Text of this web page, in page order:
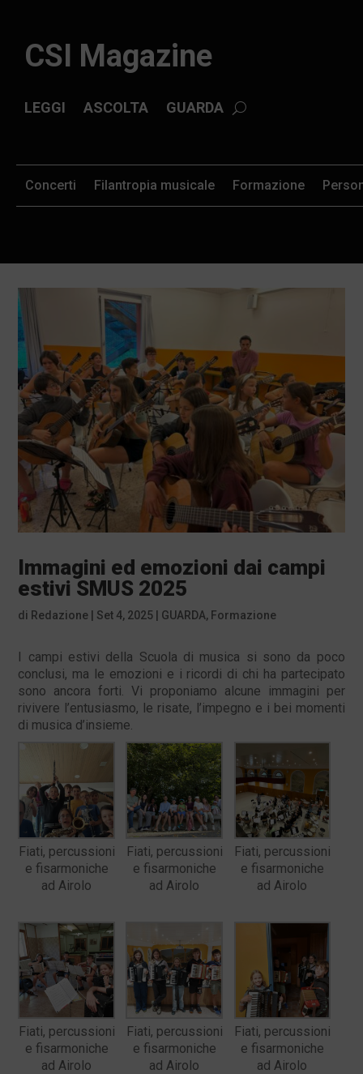
CSI Magazine
ASCOLTA GUARDA
LEGGI
Formazione
Concerti Filantropia musicale
Immagini ed emozioni dai campi
estivi SMUS 2025
di Redazione Set 4, 2025 GUARDA, Formazione
I campi estivi della Scuola di musica si sono da poco
conclusi, ma le emozioni e i ricordi di chi ha partecipato
sono ancora forti. Vi proponiamo alcune immagini per
rivivere l’entusiasmo, le risate, l’impegno e i bei momenti
di musica d’insieme.
Fiati, percussioni
e fisarmoniche
ad Airolo
Fiati, percussioni
e fisarmoniche
ad Airolo
Fiati, percussioni
e fisarmoniche
ad Airolo
Fiati, percussioni
e fisarmoniche
ad Airolo
Fiati, percussioni
e fisarmoniche
ad Airolo
Fiati, percussioni
e fisarmoniche
ad Airolo